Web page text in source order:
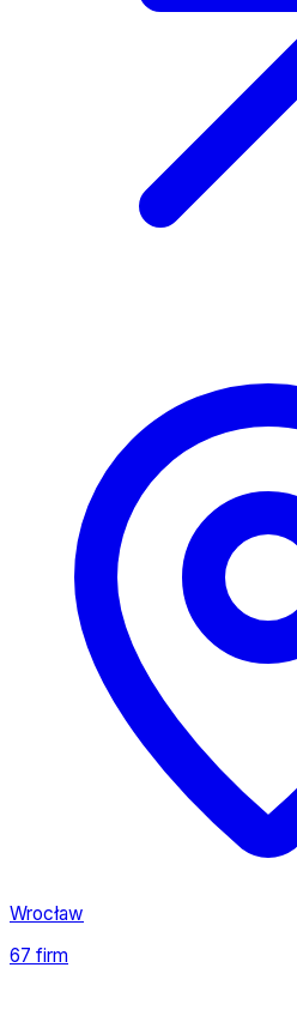
Wrocław
67 firm